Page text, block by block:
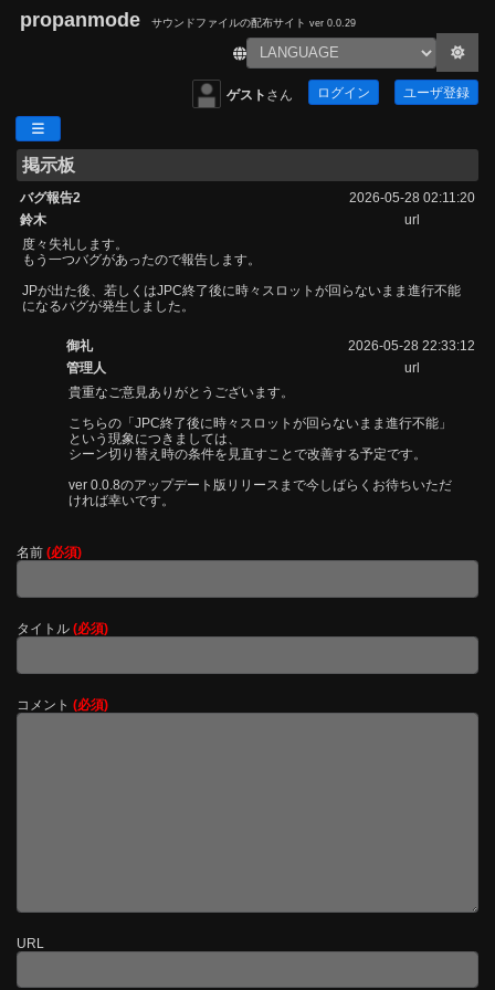
propanmode サウンドファイルの配布サイト ver 0.0.29
ゲスト さん ログイン ユーザ登録
掲示板
バグ報告2
2026-05-28 02:11:20
鈴木
url
度々失礼します。
もう一つバグがあったので報告します。
JPが出た後、若しくはJPC終了後に時々スロットが回らないまま進行不能
になるバグが発生しました。
御礼
2026-05-28 22:33:12
管理人
url
貴重なご意見ありがとうございます。
こちらの「JPC終了後に時々スロットが回らないまま進行不能」
という現象につきましては、
シーン切り替え時の条件を見直すことで改善する予定です。
ver 0.0.8のアップデート版リリースまで今しばらくお待ちいただ
ければ幸いです。
名前 (必須)
タイトル (必須)
コメント (必須)
URL